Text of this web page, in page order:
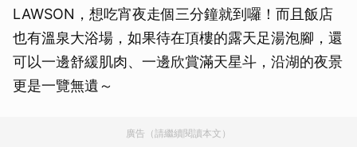
LAWSON，想吃宵夜走個三分鐘就到囉！而且飯店
也有溫泉大浴場，如果待在頂樓的露天足湯泡腳，還
可以一邊舒緩肌肉、一邊欣賞滿天星斗，沿湖的夜景
更是一覽無遺～
廣告（請繼續閱讀本文）